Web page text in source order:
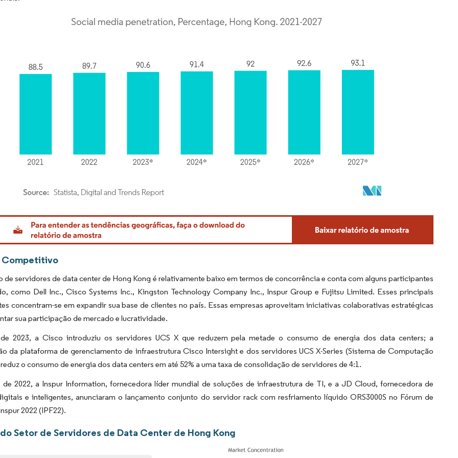
Intelligence. O reuso requer atribuição conforme CC BY 4.0.
Competitivo
de servidores de data center de Hong Kong é relativamente baixo em termos de concorrência e conta com alguns participantes
como Dell Inc., Cisco Systems Inc., Kingston Technology Company Inc., Inspur Group e Fujitsu Limited. Esses principais
concentram-se em expandir sua base de clientes no país. Essas empresas aproveitam iniciativas colaborativas estratégicas
sua participação de mercado e lucratividade.
2023, a Cisco introduziu os servidores UCS X que reduzem pela metade o consumo de energia dos data centers; a
da plataforma de gerenciamento de infraestrutura Cisco Intersight e dos servidores UCS X-Series (Sistema de Computação
o consumo de energia dos data centers em até 52% a uma taxa de consolidação de servidores de 4:1.
de 2022, a Inspur Information, fornecedora líder mundial de soluções de infraestrutura de TI, e a JD Cloud, fornecedora de
e inteligentes, anunciaram o lançamento conjunto do servidor rack com resfriamento líquido ORS3000S no Fórum de
2022 (IPF22).
Setor de Servidores de Data Center de Hong Kong